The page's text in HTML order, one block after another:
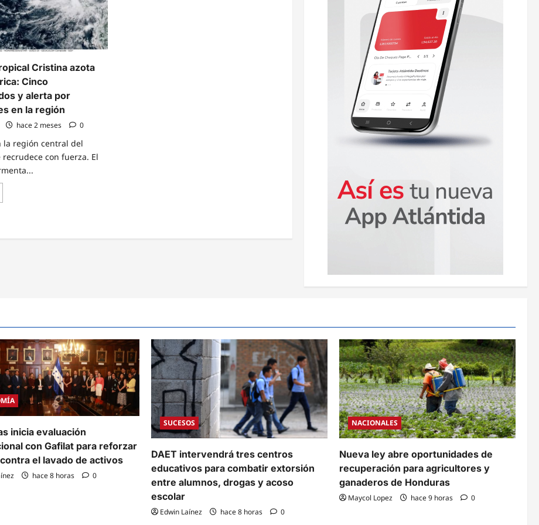
Cristina azota
Cinco
y alerta por
en la región
hace 2 meses 0
la región central del
con fuerza. El
inicia evaluación
con Gafilat para reforzar
el lavado de activos
hace 8 horas 0
SUCESOS
DAET intervendrá tres centros
educativos para combatir extorsión
entre alumnos, drogas y acoso
escolar
Edwin Laínez hace 8 horas 0
NACIONALES
Nueva ley abre oportunidades de
recuperación para agricultores y
ganaderos de Honduras
Maycol Lopez hace 9 horas 0